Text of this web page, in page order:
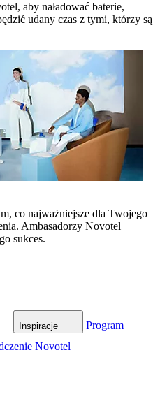
aby naładować baterie,
udany czas z tymi, którzy są
co najważniejsze dla Twojego
Ambasadorzy Novotel
sukces.
Inspiracje
Program
Novotel